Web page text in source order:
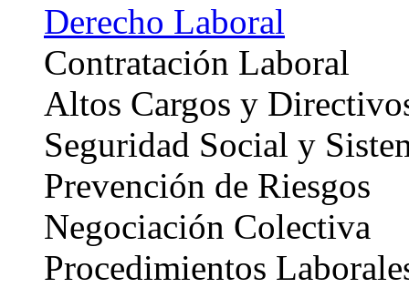
Derecho Laboral
Contratación Laboral
Altos Cargos y
Seguridad Social y
Prevención de Riesgos
Negociación Colectiva
Procedimientos